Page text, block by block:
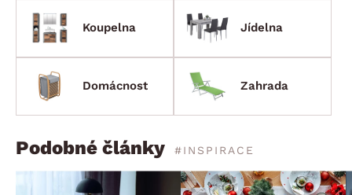
Koupelna Jídelna
Domácnost Zahrada
Podobné články #INSPIRACE